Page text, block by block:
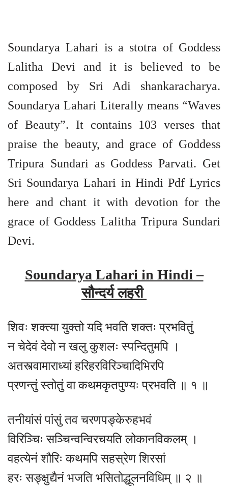
Soundarya Lahari is a stotra of Goddess
Lalitha Devi and it is believed to be
composed by Sri Adi shankaracharya.
Soundarya Lahari Literally means “Waves
of Beauty”. It contains 103 verses that
praise the beauty, and grace of Goddess
Tripura Sundari as Goddess Parvati. Get
Sri Soundarya Lahari in Hindi Pdf Lyrics
here and chant it with devotion for the
grace of Goddess Lalitha Tripura Sundari
Devi.
Soundarya Lahari in Hindi –
सौन्दर्य लहरी
शिवः शक्त्या युक्तो यदि भवति शक्तः प्रभवितुं
न चेदेवं देवो न खलु कुशलः स्पन्दितुमपि ।
अतस्त्वामाराध्यां हरिहरविरिञ्चादिभिरपि
प्रणन्तुं स्तोतुं वा कथमकृतपुण्यः प्रभवति ॥ १ ॥
तनीयांसं पांसुं तव चरणपङ्केरुहभवं
विरिञ्चिः सञ्चिन्वन्विरचयति लोकानविकलम् ।
वहत्येनं शौरिः कथमपि सहस्रेण शिरसां
हरः सङ्क्षुद्यैनं भजति भसितोद्धूलनविधिम् ॥ २ ॥